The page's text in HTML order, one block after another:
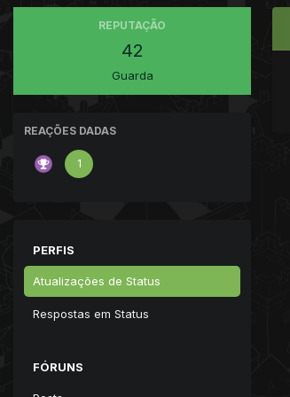
REPUTAÇÃO
42
Guarda
REAÇÕES DADAS
1
PERFIS
Atualizações de Status
Respostas em Status
FÓRUNS